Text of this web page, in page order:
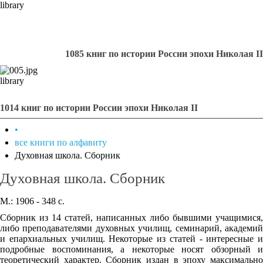
library
1085 книг по истории России эпохи Николая II
library
1014 книг по истории России эпохи Николая II
•
все книги по алфавиту
Духовная школа. Сборник
Духовная школа. Сборник
М.: 1906 - 348 с.
Сборник из 14 статей, написанных либо бывшими учащимися,
либо преподавателями духовных училищ, семинарий, академий
и епархиальных училищ. Некоторые из статей - интересные и
подробные воспоминания, а некоторые носят обзорный и
теоретический характер. Сборник издан в эпоху максимально